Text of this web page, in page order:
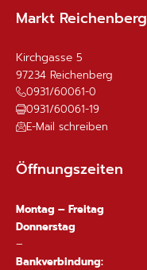
Markt Reichenberg
Kirchgasse 5
97234 Reichenberg
0931/60061-0
0931/60061-19
E-Mail schreiben
Öffnungszeiten
Montag – Freitag
Donnerstag
–
Bankverbindung: